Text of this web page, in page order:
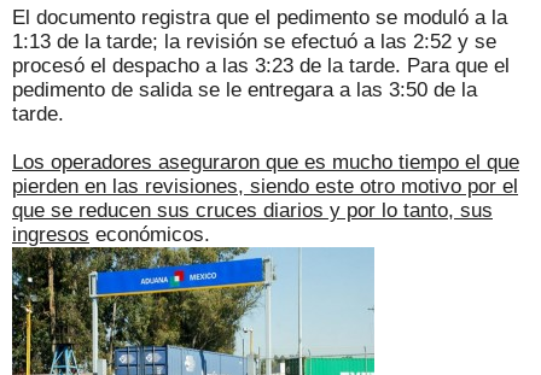
El documento registra que el pedimento se moduló a la
1:13 de la tarde; la revisión se efectuó a las 2:52 y se
procesó el despacho a las 3:23 de la tarde. Para que el
pedimento de salida se le entregara a las 3:50 de la
tarde.
Los operadores aseguraron que es mucho tiempo el que
pierden en las revisiones, siendo este otro motivo por el
que se reducen sus cruces diarios y por lo tanto, sus
ingresos económicos.